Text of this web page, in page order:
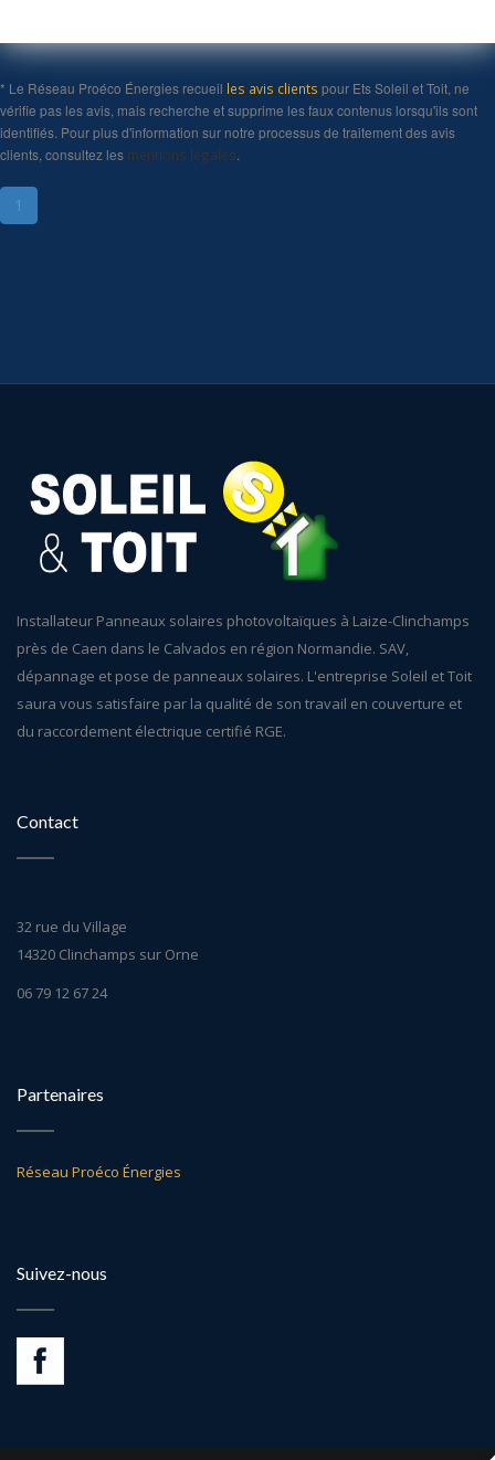
* Le Réseau Proéco Énergies recueil les avis clients pour Ets Soleil et Toit, ne
vérifie pas les avis, mais recherche et supprime les faux contenus lorsqu'ils sont
identifiés. Pour plus d'information sur notre processus de traitement des avis
clients, consultez les mentions légales.
1
Installateur Panneaux solaires photovoltaïques à Laize-Clinchamps
près de Caen dans le Calvados en région Normandie. SAV,
dépannage et pose de panneaux solaires. L'entreprise Soleil et Toit
saura vous satisfaire par la qualité de son travail en couverture et
du raccordement électrique certifié RGE.
Contact
32 rue du Village
14320 Clinchamps sur Orne
06 79 12 67 24
Partenaires
Réseau Proéco Énergies
Suivez-nous